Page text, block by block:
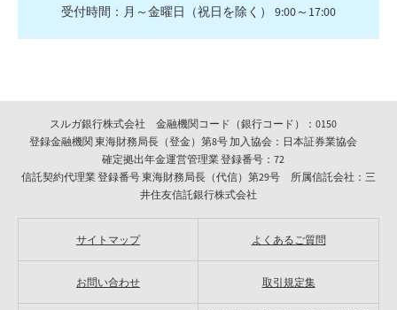
受付時間：月～金曜日（祝日を除く） 9:00～17:00
スルガ銀行株式会社 金融機関コード（銀行コード）：0150
登録金融機関 東海財務局長（登金）第8号 加入協会：日本証券業協会
確定拠出年金運営管理業 登録番号：72
信託契約代理業 登録番号 東海財務局長（代信）第29号 所属信託会社：三
井住友信託銀行株式会社
サイトマップ よくあるご質問
お問い合わせ 取引規定集